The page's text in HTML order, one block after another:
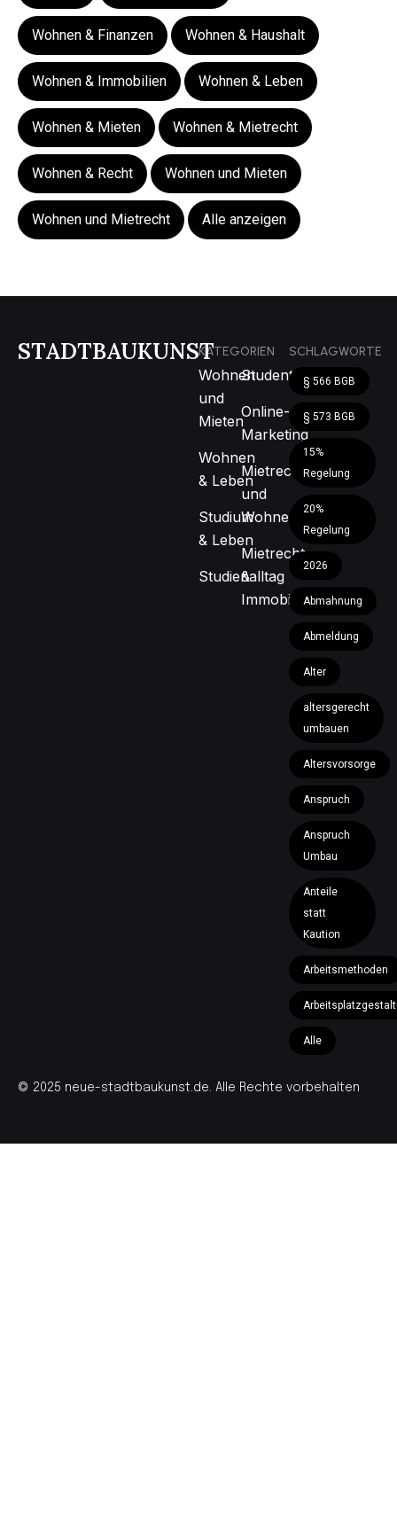
Wohnen & Finanzen Wohnen & Haushalt
Wohnen & Immobilien Wohnen & Leben
Wohnen & Mieten Wohnen & Mietrecht
Wohnen & Recht Wohnen und Mieten
Wohnen und Mietrecht Alle anzeigen
STADTBAUKUNSTKATEGORIEN
Wohnen
und
Mieten
Wohnen
& Leben
Studium
& Leben
Studienalltag
Studentenleben
Online-
Marketing
Mietrecht
und
Wohnen
Mietrecht
&
Immobilien
SCHLAGWORTE
§ 566 BGB
§ 573 BGB
15%
Regelung
20%
Regelung
2026
Abmahnung
Abmeldung
Alter
altersgerecht
umbauen
Altersvorsorge
Anspruch
Anspruch
Umbau
Anteile
statt
Kaution
Arbeitsmethoden
Alle
© 2025 neue-stadtbaukunst.de. Alle Rechte vorbehalten